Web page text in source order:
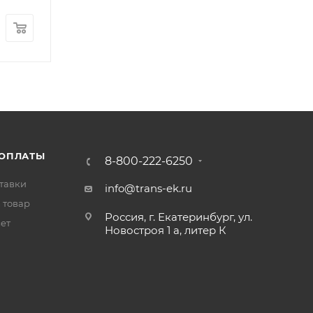
товар
8-800-222-6250
info@trans-ek.ru
Россия, г. Екатеринбург, ул.
Новостроя 1 а, литер К